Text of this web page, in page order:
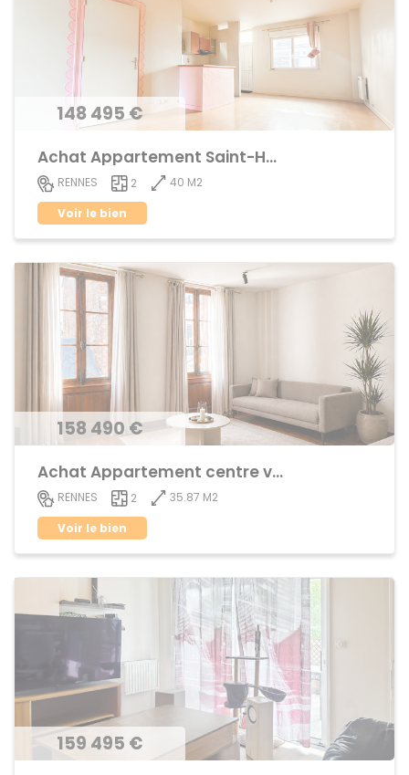
148 495 €
Achat Appartement Saint-Helier
RENNES 2
40 M2
Voir le bien
158 490 €
Achat Appartement centre ville
RENNES 2
35.87 M2
Voir le bien
159 495 €